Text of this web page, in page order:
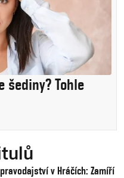
šediny? Tohle
v Hráčích: Zamíří